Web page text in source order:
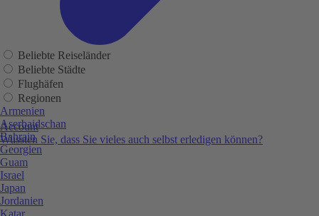
Account
Wussten Sie, dass Sie vieles auch selbst erledigen können?
Beliebte Reiseländer
Beliebte Städte
Flughäfen
Regionen
Armenien
Aserbaidschan
Bahrain
Georgien
Guam
Israel
Japan
Jordanien
Katar